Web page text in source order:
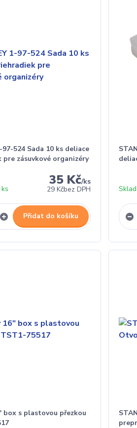
97-524 Sada 10 ks deliace
pre zásuvkové organizéry
35 Kč/ks
29 Kčbez DPH
Přidat do košíku
box s plastovou přezkou